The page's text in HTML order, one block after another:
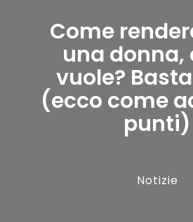
Come
una donna,
vuole?
(ecco come
punti)
Notizie